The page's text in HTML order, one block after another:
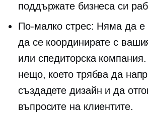
поддържате бизнеса си
По-малко стрес: Няма да е
да се координирате с
или спедиторска
нещо, което трябва да
създадете дизайн и да
въпросите на клиентите.